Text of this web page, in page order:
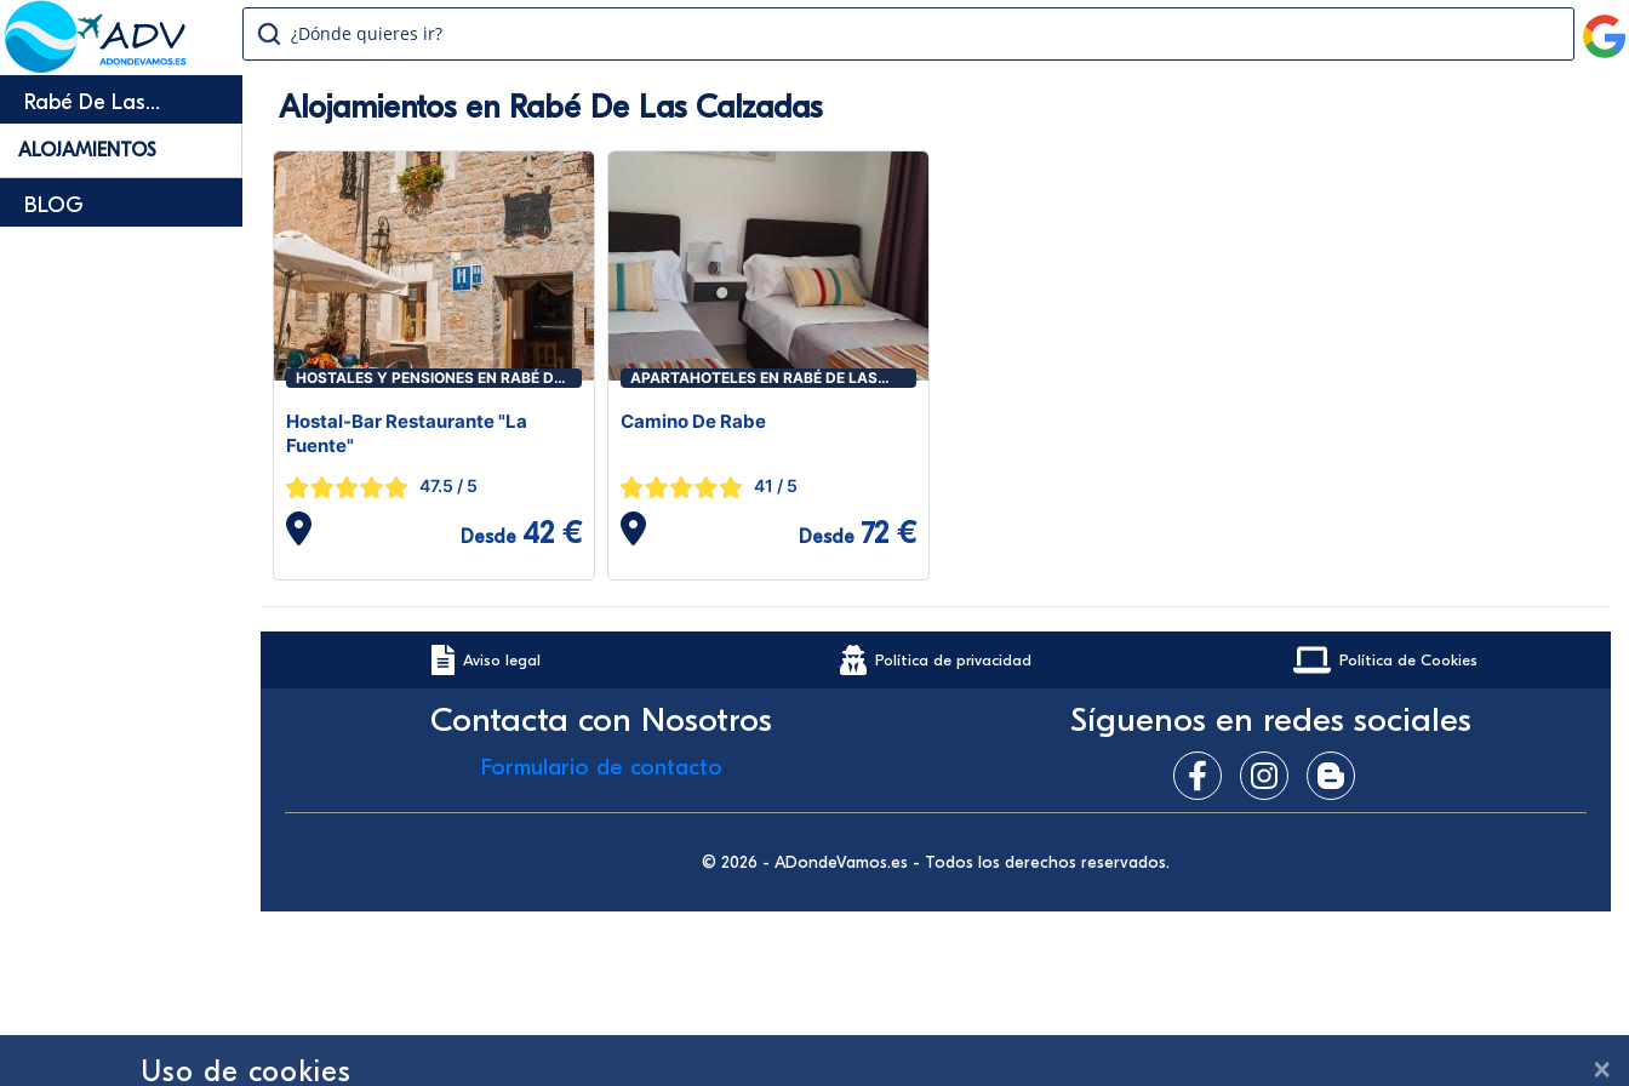
¿Dónde quieres ir?
Rabé De Las
ALOJAMIENTOS
BLOG
Alojamientos en Rabé De Las Calzadas
HOSTALES Y PENSIONES EN RABÉ DE
Hostal-Bar Restaurante "La
Fuente"
47.5 / 5
Desde 42 €
APARTAHOTELES EN RABÉ DE LAS
Camino De Rabe
41 / 5
Desde 72 €
Aviso legal Política de privacidad Política de Cookies
Contacta con Nosotros
Formulario de contacto
Síguenos en redes sociales
© 2026 - ADondeVamos.es - Todos los derechos reservados.
×
Uso de cookies